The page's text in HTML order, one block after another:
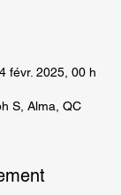
févr. 2025, 00 h
S, Alma, QC